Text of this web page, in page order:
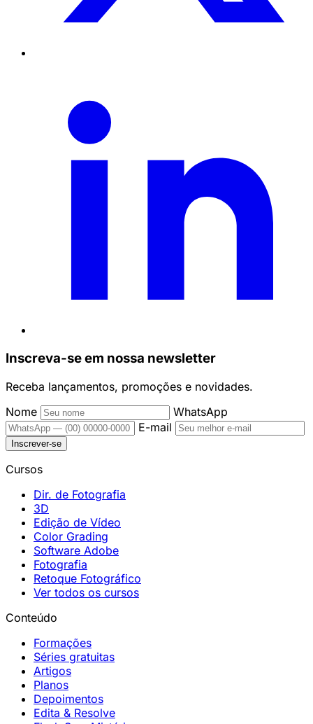
Inscreva-se em nossa newsletter
Receba lançamentos, promoções e novidades.
Nome
WhatsApp
E-mail
Inscrever-se
Cursos
Dir. de Fotografia
3D
Edição de Vídeo
Color Grading
Software Adobe
Fotografia
Retoque Fotográfico
Ver todos os cursos
Conteúdo
Formações
Séries gratuitas
Artigos
Planos
Depoimentos
Edita & Resolve